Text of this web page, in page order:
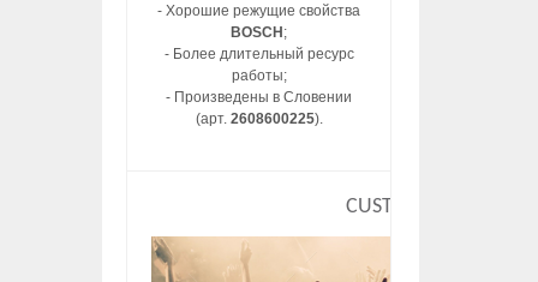
- Хорошие режущие свойства
BOSCH ;
- Более длительный ресурс
работы;
- Произведены в Словении
(арт. 2608600225).
CUSTOM HTML